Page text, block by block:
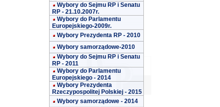
Wybory do Sejmu RP i Senatu
RP - 21.10.2007r.
Wybory do Parlamentu
Europejskiego-2009r.
Wybory Prezydenta RP - 2010
Wybory samorządowe-2010
Wybory do Sejmu RP i Senatu
RP - 2011
Wybory do Parlamentu
Europejskiego - 2014
Wybory Prezydenta
Rzeczypospolitej Polskiej - 2015
Wybory samorządowe - 2014